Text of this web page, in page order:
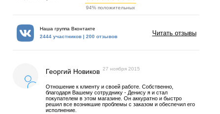
94% положительных
Наша группа Вконтакте
2444 участников | 200 отзывов
Читать отзывы
Георгий Новиков 27 ноября 2015
Отношение к клиенту и своей работе. Собственно,
благодаря Вашему сотруднику - Денису я и стал
покупателем в этом магазине. Он аккуратно и быстро
решил все возникшие проблемы с заказом и обеспечил его
исполнение.